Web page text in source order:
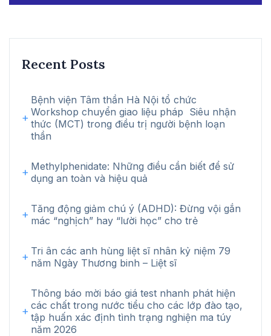
Recent Posts
Bệnh viện Tâm thần Hà Nội tổ chức
Workshop chuyển giao liệu pháp Siêu nhận
thức (MCT) trong điều trị người bệnh loạn
thần
Methylphenidate: Những điều cần biết để sử
dụng an toàn và hiệu quả
Tăng động giảm chú ý (ADHD): Đừng vội gắn
mác “nghịch” hay “lười học” cho trẻ
Tri ân các anh hùng liệt sĩ nhân kỷ niệm 79
năm Ngày Thương binh – Liệt sĩ
Thông báo mời báo giá test nhanh phát hiện
các chất trong nước tiểu cho các lớp đào tạo,
tập huấn xác định tình trạng nghiện ma túy
năm 2026